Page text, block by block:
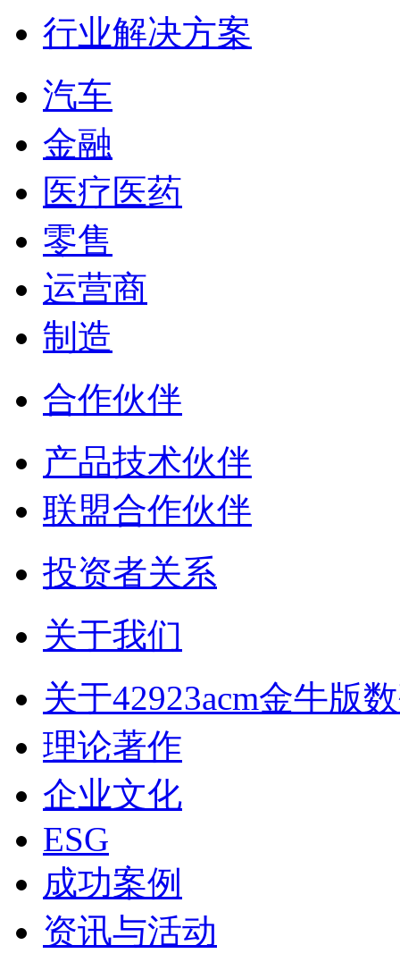
行业解决方案
汽车
金融
医疗医药
零售
运营商
制造
合作伙伴
产品技术伙伴
联盟合作伙伴
投资者关系
关于我们
关于42923acm金牛版
理论著作
企业文化
ESG
成功案例
资讯与活动